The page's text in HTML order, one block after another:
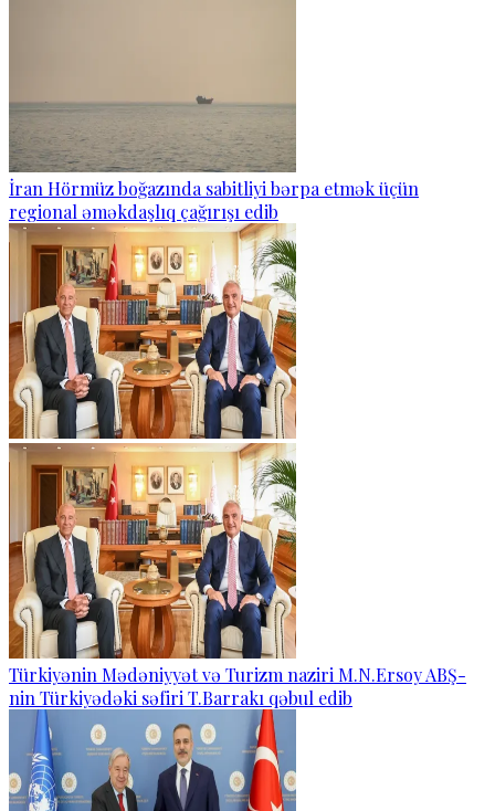
İran Hörmüz boğazında sabitliyi bərpa etmək üçün
regional əməkdaşlıq çağırışı edib
Türkiyənin Mədəniyyət və Turizm naziri M.N.Ersoy ABŞ-
nin Türkiyədəki səfiri T.Barrakı qəbul edib